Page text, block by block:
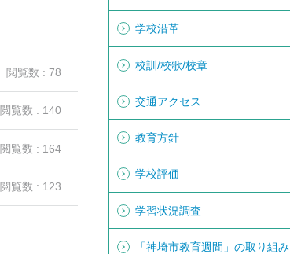
閲覧数 : 78
閲覧数 : 140
閲覧数 : 164
閲覧数 : 123
学校沿革
校訓/校歌/校章
交通アクセス
教育方針
学校評価
学習状況調査
「神埼市教育週間」の取り組み